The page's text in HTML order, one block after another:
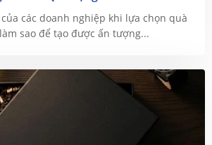
các doanh nghiệp khi lựa chọn quà
sao để tạo được ấn tượng...